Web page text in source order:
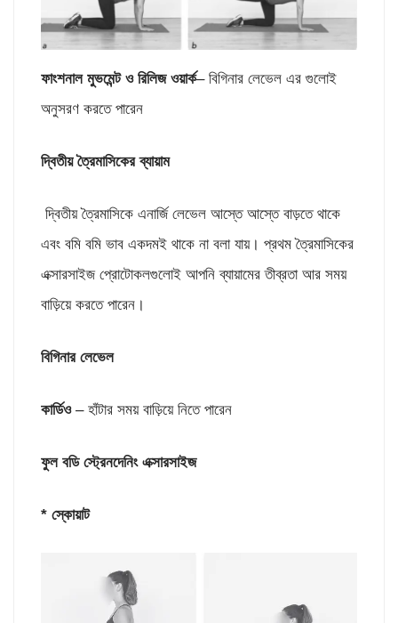
ফাংশনাল মুভমেন্ট ও রিলিজ ওয়ার্ক– বিগিনার লেভেল এর গুলোই
অনুসরণ করতে পারেন
দ্বিতীয় ত্রৈমাসিকের ব্যায়াম
দ্বিতীয় ত্রৈমাসিকে এনার্জি লেভেল আস্তে আস্তে বাড়তে থাকে
এবং বমি বমি ভাব একদমই থাকে না বলা যায়। প্রথম ত্রৈমাসিকের
এক্সারসাইজ প্রোটোকলগুলোই আপনি ব্যায়ামের তীব্রতা আর সময়
বাড়িয়ে করতে পারেন।
বিগিনার লেভেল
কার্ডিও – হাঁটার সময় বাড়িয়ে নিতে পারেন
ফুল বডি স্ট্রেনদেনিং এক্সারসাইজ
* স্কোয়াট